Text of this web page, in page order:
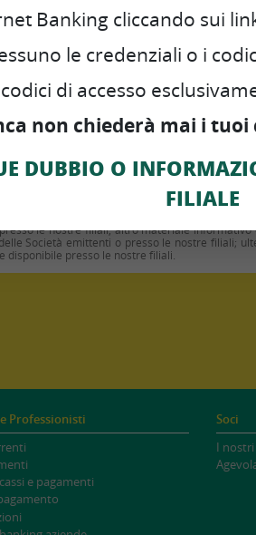
al rischio.
il capitale accumulato
base.
su arcaonline.it,
con finalità promozionale ed hanno
le nostre filiali, altro materiale
Società emittenti o presso le nostre filiali;
disponibile presso le nostre filiali.
Professionisti
e pagamenti
Soci
I nostri
Banking cliccando sui
le credenziali o i
di accesso
non chiederà mai i tuoi
DUBBIO O
FILIALE